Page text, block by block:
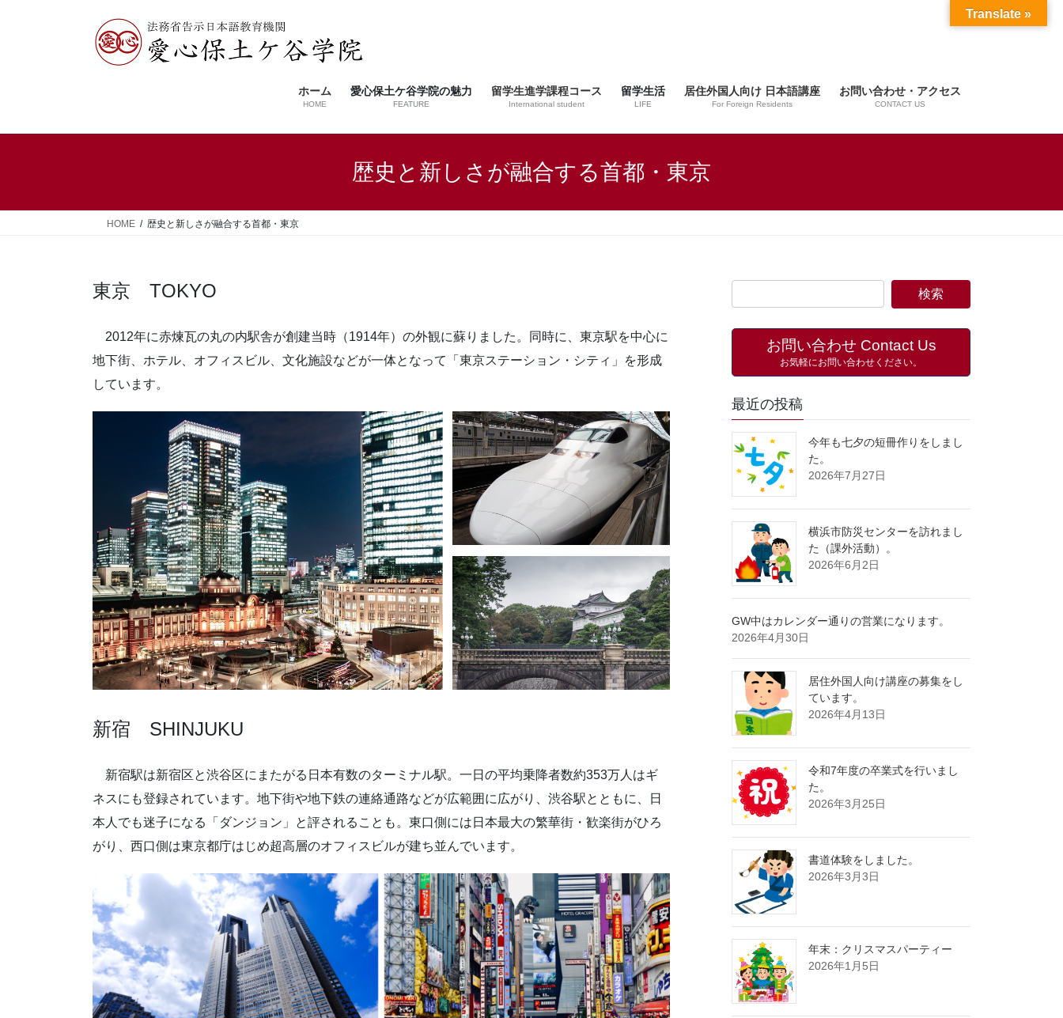
ホーム
HOME
愛心保土ケ谷学院の魅力
FEATURE
留学生進学課程コース
International student
留学生活
LIFE
居住外国人向け 日本語講座
For Foreign Residents
お問い合わせ・アクセス
CONTACT US
歴史と新しさが融合する首都・東京
HOME 歴史と新しさが融合する首都・東京
東京 TOKYO
2012年に赤煉瓦の丸の内駅舎が創建当時（1914年）の外観に蘇りました。同時に、東京駅を中心に
地下街、ホテル、オフィスビル、文化施設などが一体となって「東京ステーション・シティ」を形成
しています。
新宿 SHINJUKU
新宿駅は新宿区と渋谷区にまたがる日本有数のターミナル駅。一日の平均乗降者数約353万人はギ
ネスにも登録されています。地下街や地下鉄の連絡通路などが広範囲に広がり、渋谷駅とともに、日
本人でも迷子になる「ダンジョン」と評されることも。東口側には日本最大の繁華街・歓楽街がひろ
がり、西口側は東京都庁はじめ超高層のオフィスビルが建ち並んでいます。
お問い合わせ Contact Us
お気軽にお問い合わせください。
最近の投稿
今年も七夕の短冊作りをしまし
た。
2026年7月27日
横浜市防災センターを訪れまし
た（課外活動）。
2026年6月2日
GW中はカレンダー通りの営業になります。
2026年4月30日
居住外国人向け講座の募集をし
ています。
2026年4月13日
令和7年度の卒業式を行いまし
た。
2026年3月25日
書道体験をしました。
2026年3月3日
年末：クリスマスパーティー
2026年1月5日
Translate »